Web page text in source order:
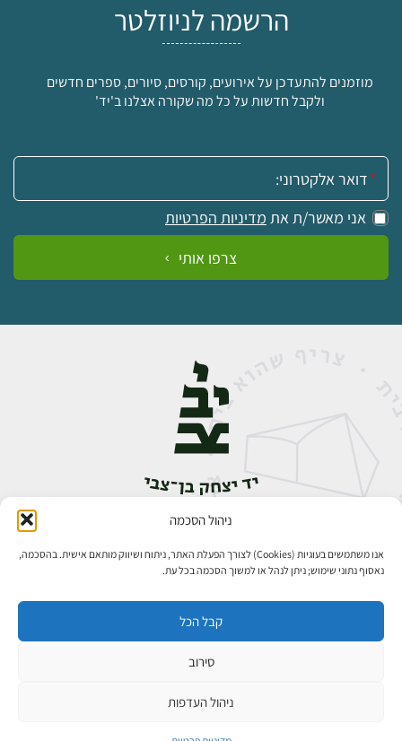
ניהול הסכמה
אנו משתמשים בעוגיות (Cookies) לצורך הפעלת האתר, ניתוח ושיווק מותאם אישית. בהסכמה,
נאסוף נתוני שימוש; ניתן לנהל או למשוך הסכמה בכל עת.
קבל הכל
סירוב
ניהול העדפות
הרשמה לניוזלטר
מוזמנים להתעדכן על אירועים, קורסים, סיורים, ספרים חדשים
ולקבל חדשות על כל מה שקורה אצלנו ב'יד'
אימייל:
אני מאשר/ת את מדיניות הפרטיות
צרפו אותי
אבן גבירול 14, רחביה, ירושלים
פיתוח אתרים